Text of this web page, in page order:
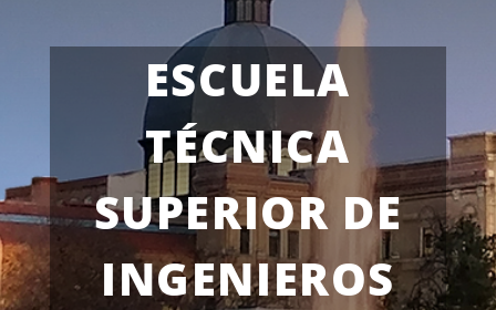
ESCUELA
TÉCNICA
SUPERIOR DE
INGENIEROS